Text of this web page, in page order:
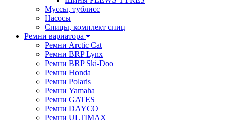
Муссы, тублисс
Насосы
Спицы, комплект спиц
Ремни вариатора
Ремни Arctic Cat
Ремни BRP Lynx
Ремни BRP Ski-Doo
Ремни Honda
Ремни Polaris
Ремни Yamaha
Ремни GATES
Ремни DAYCO
Ремни ULTIMAX